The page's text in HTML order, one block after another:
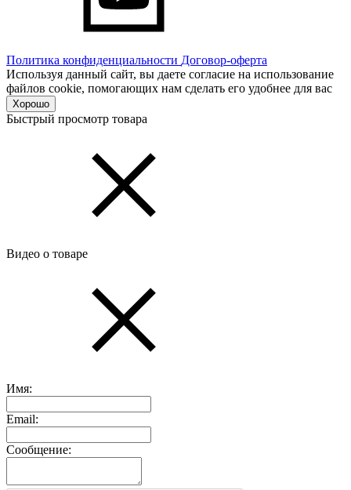
Политика конфиденциальности Договор-оферта
Используя данный сайт, вы даете согласие на использование
файлов cookie, помогающих нам сделать его удобнее для вас
Хорошо
Быстрый просмотр товара
Видео о товаре
Имя:
Email:
Сообщение: